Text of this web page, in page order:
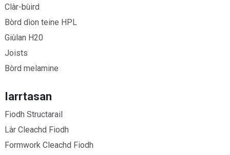
Clàr-bùird
Bòrd dìon teine ​​HPL
Giùlan H20
Joists
Bòrd melamine
Iarrtasan
Fiodh Structarail
Làr Cleachd Fiodh
Formwork Cleachd Fiodh